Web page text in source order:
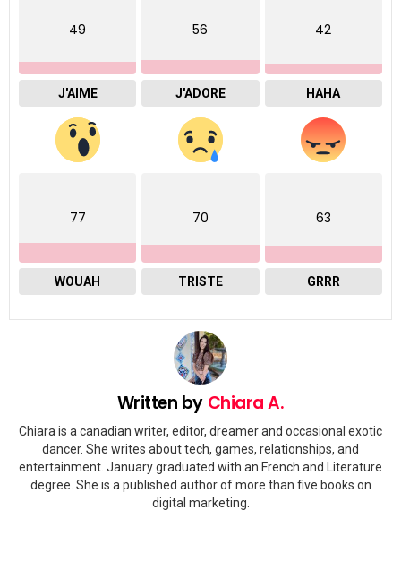
49
J'AIME
56
J'ADORE
42
HAHA
77
WOUAH
70
TRISTE
63
GRRR
Written by Chiara A.
Chiara is a canadian writer, editor, dreamer and occasional exotic
dancer. She writes about tech, games, relationships, and
entertainment. January graduated with an French and Literature
degree. She is a published author of more than five books on
digital marketing.